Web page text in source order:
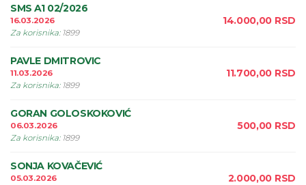
SMS A1 02/2026
16.03.2026
Za korisnika: 1899
14.000,00 RSD
PAVLE DMITROVIC
11.03.2026
Za korisnika: 1899
11.700,00 RSD
GORAN GOLOSKOKOVIĆ
06.03.2026
Za korisnika: 1899
500,00 RSD
SONJA KOVAČEVIĆ
05.03.2026
2.000,00 RSD